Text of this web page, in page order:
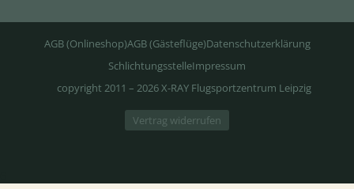
AGB (Onlineshop)AGB (Gästeflüge)Datenschutzerklärung
SchlichtungsstelleImpressum
copyright 2011 – 2026 X-RAY Flugsportzentrum Leipzig
Vertrag widerrufen